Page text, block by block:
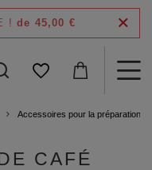
! de 45,00 €
Accessoires pour la préparation
CAFÉ